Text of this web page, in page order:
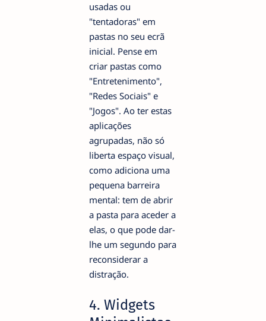
usadas ou
"tentadoras" em
pastas no seu ecrã
inicial. Pense em
criar pastas como
"Entretenimento",
"Redes Sociais" e
"Jogos". Ao ter estas
aplicações
agrupadas, não só
liberta espaço visual,
como adiciona uma
pequena barreira
mental: tem de abrir
a pasta para aceder a
elas, o que pode dar-
lhe um segundo para
reconsiderar a
distração.
4. Widgets